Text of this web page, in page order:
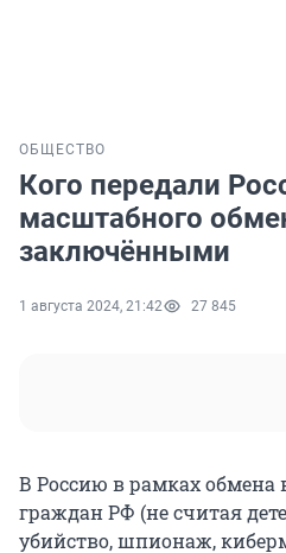
ОБЩЕСТВО
Кого передали
масштабного
заключёнными
1 августа 2024, 21:42 27 845
В Россию в рамках обмена
граждан РФ (не считая
убийство, шпионаж,